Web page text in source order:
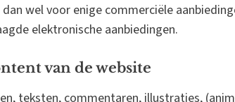
wel voor enige commerciële
elektronische aanbiedingen.
van de website
teksten, commentaren, illustraties,